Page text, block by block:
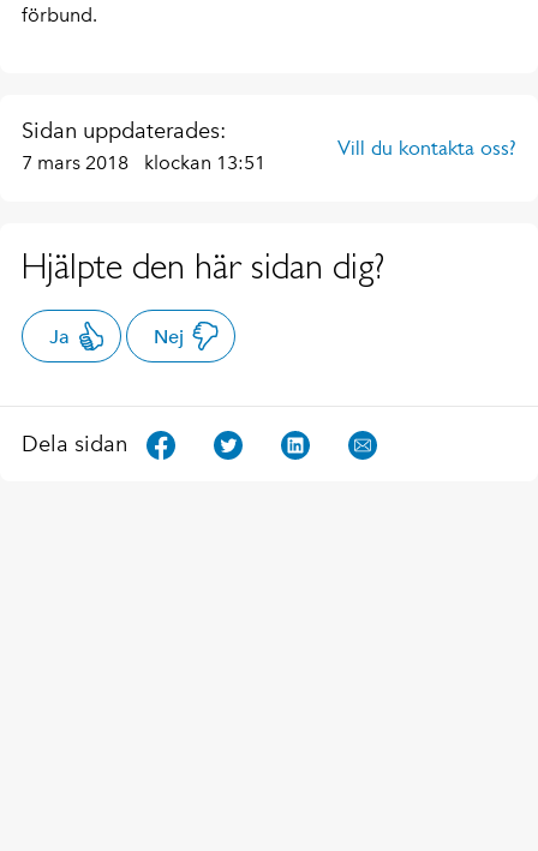
förbund.
Sidan uppdaterades:
7 mars 2018 klockan 13:51
Vill du kontakta oss?
Hjälpte den här sidan dig?
Ja Nej
Dela sidan